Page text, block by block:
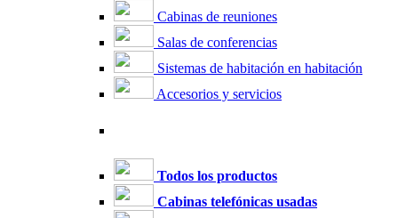
Cabinas de reuniones
Salas de conferencias
Sistemas de habitación en habitación
Accesorios y servicios
Todos los productos
Cabinas telefónicas usadas